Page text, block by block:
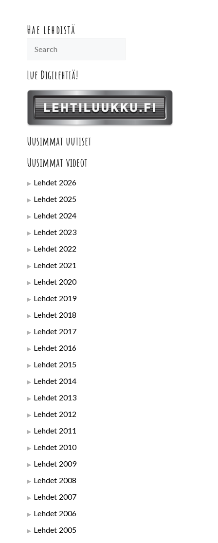
Hae lehdistä
Lue Digilehtiä!
Uusimmat uutiset
Uusimmat videot
Lehdet 2026
Lehdet 2025
Lehdet 2024
Lehdet 2023
Lehdet 2022
Lehdet 2021
Lehdet 2020
Lehdet 2019
Lehdet 2018
Lehdet 2017
Lehdet 2016
Lehdet 2015
Lehdet 2014
Lehdet 2013
Lehdet 2012
Lehdet 2011
Lehdet 2010
Lehdet 2009
Lehdet 2008
Lehdet 2007
Lehdet 2006
Lehdet 2005